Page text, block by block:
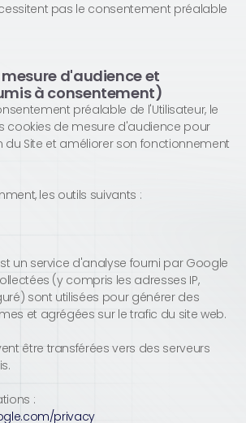
pas le consentement préalable
mesure d'audience et
à consentement)
préalable de l'Utilisateur, le
cookies de mesure d'audience pour
du Site et améliorer son fonctionnement
les outils suivants :
un service d'analyse fourni par Google
(y compris les adresses IP,
sont utilisées pour générer des
et agrégées sur le trafic du site web.
être transférées vers des serveurs
:
privacy